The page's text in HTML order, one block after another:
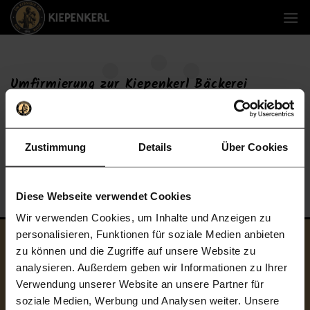
Zustimmung Details Über Cookies
Diese Webseite verwendet Cookies
Wir verwenden Cookies, um Inhalte und Anzeigen zu
personalisieren, Funktionen für soziale Medien anbieten
zu können und die Zugriffe auf unsere Website zu
analysieren. Außerdem geben wir Informationen zu Ihrer
Verwendung unserer Website an unsere Partner für
soziale Medien, Werbung und Analysen weiter. Unsere
Zum
Inhalt
Umfirmierung zur Kiepenkerl Bäckerei
Upload Image...
Kiepenkerl Bäckerei GmbH & Co. KG
Backkultur seit 1894